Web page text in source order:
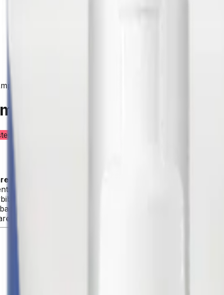
e ampoule
viso
SPF50+ PA++++ con schermo chimico
che
. Dimentica il
Studi clinici hanno dimostrato la sua
Infusa di
, 5,000ppm di pantenolo aumenta
dell'anno da provare assolutamente. Vegana e cruelty fee.